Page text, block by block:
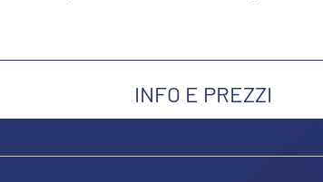
INFO E PREZZI